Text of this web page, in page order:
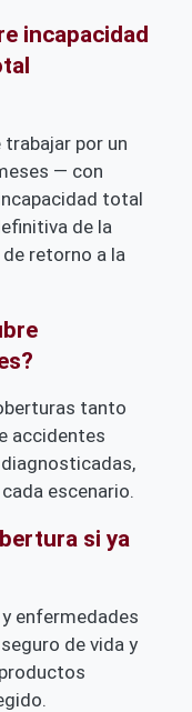
incapacidad
por un
— con
total
de la
retorno a la
tanto
accidentes
escenario.
si ya
enfermedades
de vida y